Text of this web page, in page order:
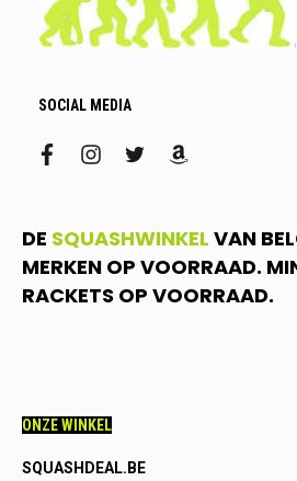
SOCIAL MEDIA
facebookinstagram
twitteramazon
DE SQUASHWINKEL VAN
MERKEN OP VOORRAAD.
RACKETS OP VOORRAAD.
ONZE WINKEL
SQUASHDEAL.BE